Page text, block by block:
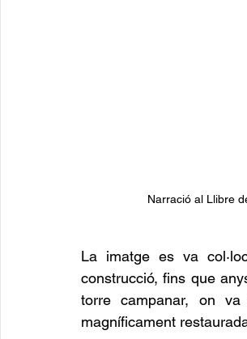
Narració al Llibre
La imatge es va
construcció, fins que
torre campanar, on
magníficament